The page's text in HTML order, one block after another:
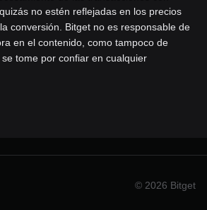
no estén reflejadas en los precios
conversión. Bitget no es responsable de
en el contenido, como tampoco de
tome por confiar en cualquier
© 2026 Bitget